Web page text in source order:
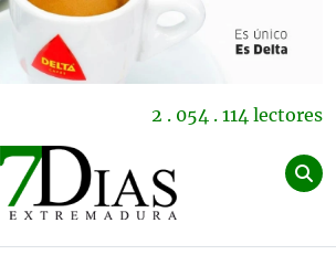
2 . 054 . 114 lectores